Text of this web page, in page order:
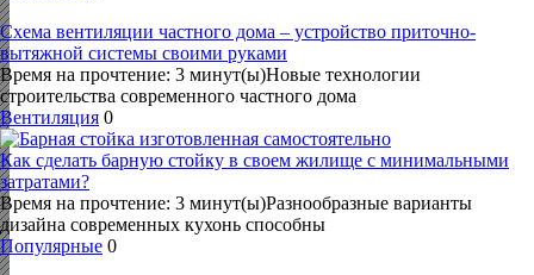
Схема вентиляции частного дома – устройство приточно-
вытяжной системы своими руками
Время на прочтение: 3 минут(ы)Новые технологии
строительства современного частного дома
Вентиляция 0
Как сделать барную стойку в своем жилище с минимальными
затратами?
Время на прочтение: 3 минут(ы)Разнообразные варианты
дизайна современных кухонь способны
Популярные 0